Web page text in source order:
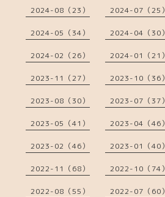
2024-08（23） 2024-07（25）
2024-05（34） 2024-04（30）
2024-02（26） 2024-01（21）
2023-11（27） 2023-10（36）
2023-08（30） 2023-07（37）
2023-05（41） 2023-04（46）
2023-02（46） 2023-01（40）
2022-11（68） 2022-10（74）
2022-08（55） 2022-07（60）